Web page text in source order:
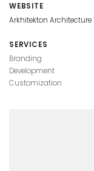
WEBSITE
Arkhitekton Architecture
SERVICES
Branding
Development
Customization